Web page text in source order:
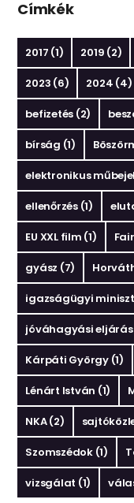
Címkék
2017 (1) 2019 (2)
2023 (6) 2024 (4)
befizetés (2)
bírság (1)
elektronikus
ellenőrzés(1)
EU XXL film (1)
gyász (7)
igazságügyi
jóváhagyási eljárás
Kárpáti György(1)
Lénárt István (1)
NKA(2)
Szomszédok(1)
vizsgálat (1)